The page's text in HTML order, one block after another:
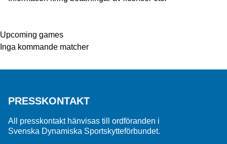
Upcoming games
Inga kommande matcher
PRESSKONTAKT
All presskontakt hänvisas till ordföranden i
Svenska Dynamiska Sportskytteförbundet.